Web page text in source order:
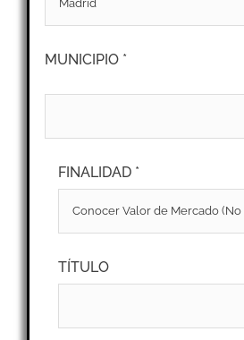
MUNICIPIO *
FINALIDAD *
TÍTULO